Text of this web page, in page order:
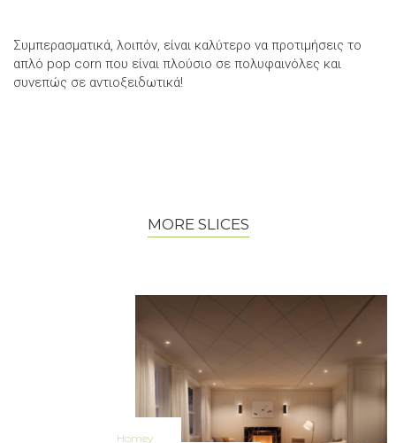
Συμπερασματικά, λοιπόν, είναι καλύτερο να προτιμήσεις το
απλό pop corn που είναι πλούσιο σε πολυφαινόλες και
συνεπώς σε αντιοξειδωτικά!
MORE SLICES
Homey